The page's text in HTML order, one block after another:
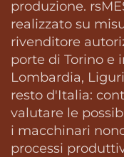
produzione.
realizzato su
rivenditore
porte di Torino e
Lombardia,
resto d'Italia:
valutare le
i macchinari
processi